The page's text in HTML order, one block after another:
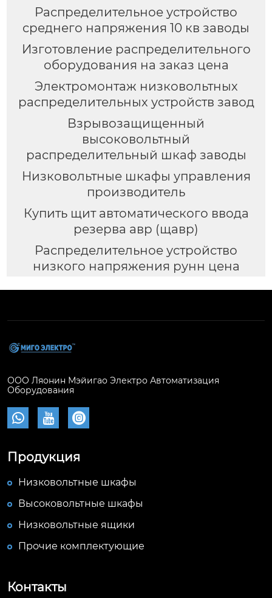
Распределительное устройство
среднего напряжения 10 кв заводы
Изготовление распределительного
оборудования на заказ цена
Электромонтаж низковольтных
распределительных устройств завод
Взрывозащищенный
высоковольтный
распределительный шкаф заводы
Низковольтные шкафы управления
производитель
Купить щит автоматического ввода
резерва авр (щавр)
Распределительное устройство
низкого напряжения рунн цена
ООО Ляонин Мэйигао Электро Автоматизация
Оборудования
  
Продукция
Низковольтные шкафы
Высоковольтные шкафы
Низковольтные ящики
Прочие комплектующие
Контакты